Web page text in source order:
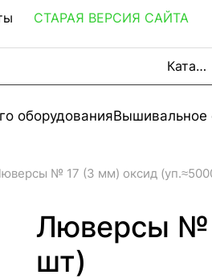
СТАРАЯ ВЕРСИЯ САЙТА
Каталог
оборудованияВышивальное
№ 17 (3 мм) оксид
Люверсы №
шт)